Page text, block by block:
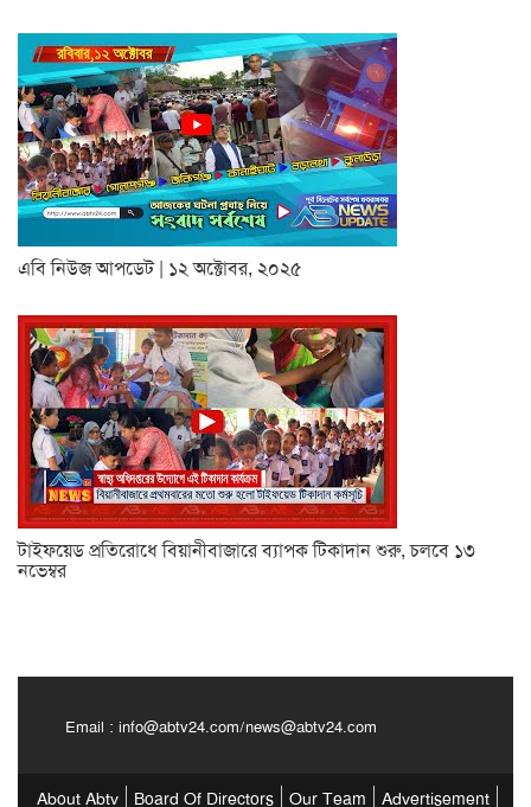
এবি নিউজ আপডেট | ১২ অক্টোবর, ২০২৫
টাইফয়েড প্রতিরোধে বিয়ানীবাজারে ব্যাপক টিকাদান শুরু, চলবে ১৩
নভেম্বর
Email : info@abtv24.com/news@abtv24.com
About Abtv Board Of Directors Our Team Advertisement